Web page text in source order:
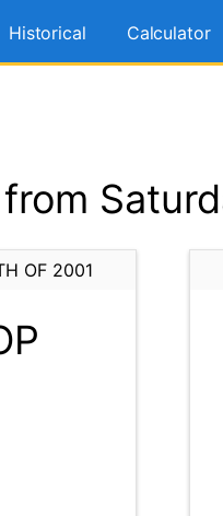
Historical Calculator
OF 2001